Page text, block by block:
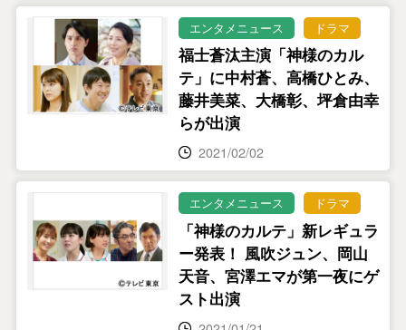
エンタメニュース ドラマ
福士蒼汰主演「神様のカル
テ」に中村蒼、高橋ひとみ、
藤井美菜、大橋彰、坪倉由幸
らが出演
2021/02/02
エンタメニュース ドラマ
「神様のカルテ」新レギュラ
ー発表！ 風吹ジュン、岡山
天音、宮澤エマが第一夜にゲ
スト出演